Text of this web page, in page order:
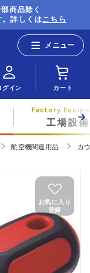
商品除く
詳しくはこちら
グイン カート
工場設備
航空機関連用品 カ
お気に入り
登録